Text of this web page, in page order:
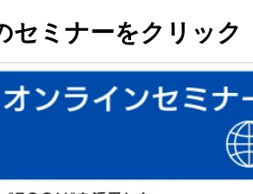
セミナーをクリック